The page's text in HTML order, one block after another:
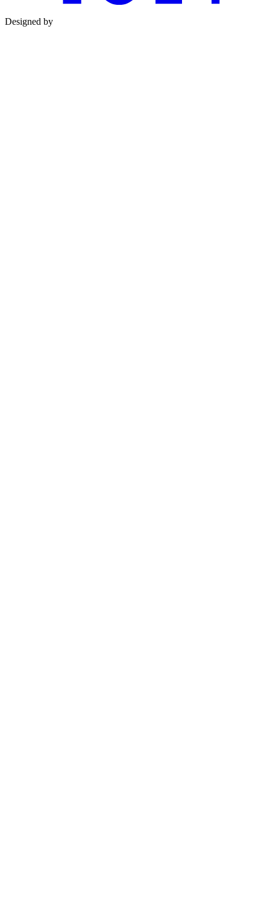
Designed by